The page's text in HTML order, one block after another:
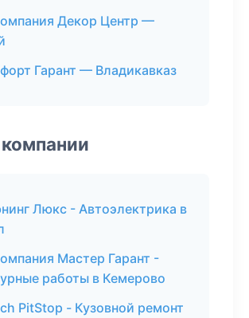
Декор Центр —
Гарант — Владикавказ
Люкс - Автоэлектрика в
Мастер Гарант -
работы в Кемерово
PitStop - Кузовной ремонт